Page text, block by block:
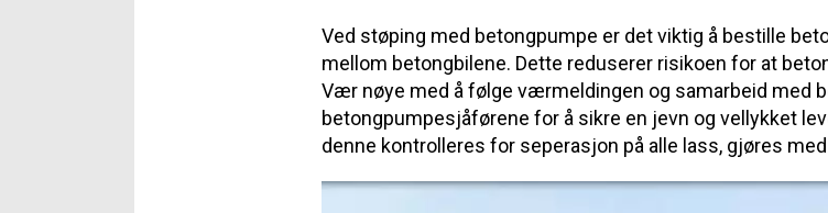
Ved støping med betongpumpe er det viktig å bestille
mellom betongbilene. Dette reduserer risikoen for at
Vær nøye med å følge værmeldingen og samarbeid med
betongpumpesjåførene for å sikre en jevn og vellykket
denne kontrolleres for seperasjon på alle lass, gjøres